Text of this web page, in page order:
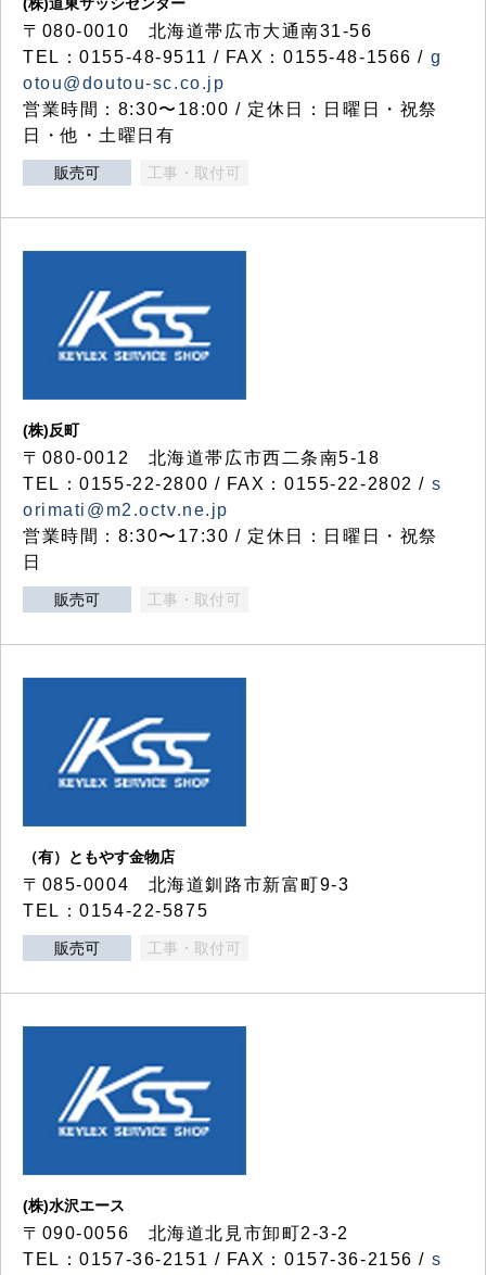
〒080-0010 北海道帯広市大通南31-56
TEL：0155-48-9511 / FAX：0155-48-1566 / g
otou@doutou-sc.co.jp
営業時間：8:30〜18:00 / 定休日：日曜日・祝祭
日・他・土曜日有
販売可 工事・取付可
(株)反町
〒080-0012 北海道帯広市西二条南5-18
TEL：0155-22-2800 / FAX：0155-22-2802 / s
orimati@m2.octv.ne.jp
営業時間：8:30〜17:30 / 定休日：日曜日・祝祭
日
販売可 工事・取付可
（有）ともやす金物店
〒085-0004 北海道釧路市新富町9-3
TEL：0154-22-5875
販売可 工事・取付可
(株)水沢エース
〒090-0056 北海道北見市卸町2-3-2
TEL：0157-36-2151 / FAX：0157-36-2156 / s